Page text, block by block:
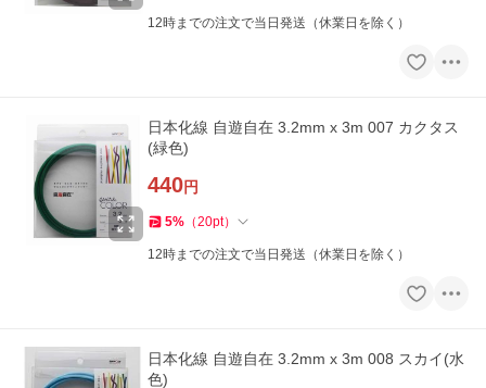
12時までの注文で当日発送（休業日を除く）
日本化線 自遊自在 3.2mm x 3m 007 カクタス
(緑色)
440円
5% （20pt）
12時までの注文で当日発送（休業日を除く）
日本化線 自遊自在 3.2mm x 3m 008 スカイ(水
色)